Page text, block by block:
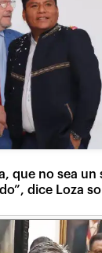
que no sea un
dice Loza